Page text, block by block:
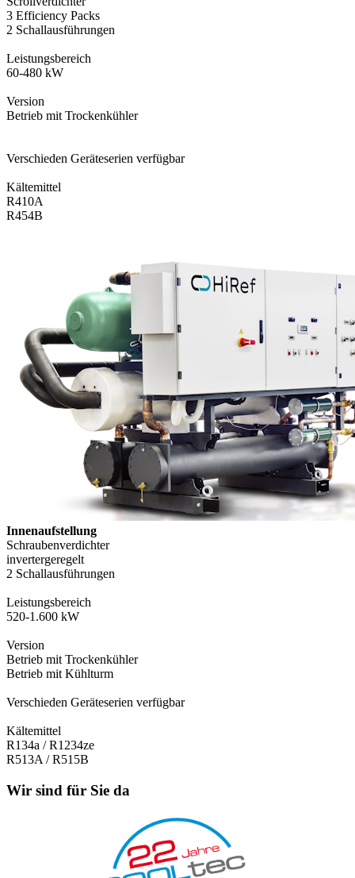
3 Efficiency Packs
2 Schallausführungen
Leistungsbereich
60-480 kW
Version
Betrieb mit Trockenkühler
Verschieden Geräteserien verfügbar
Kältemittel
R410A
R454B
Innenaufstellung
Schraubenverdichter
invertergeregelt
2 Schallausführungen
Leistungsbereich
520-1.600 kW
Version
Betrieb mit Trockenkühler
Betrieb mit Kühlturm
Verschieden Geräteserien verfügbar
Kältemittel
R134a / R1234ze
R513A / R515B
Wir sind für Sie da